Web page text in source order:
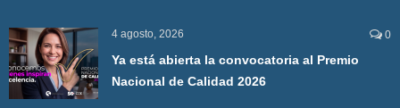
4 agosto, 2026 0
Ya está abierta la convocatoria al Premio
Nacional de Calidad 2026